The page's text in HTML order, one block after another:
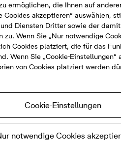
ermöglichen, die Ihnen auf
Cookies akzeptieren“ auswählen,
Diensten Dritter sowie der
zu. Wenn Sie „Nur notwendige
Cookies platziert, die für das
Wenn Sie „Cookie-Einstellungen“
von Cookies platziert werden
Cookie-Einstellungen
notwendige Cookies